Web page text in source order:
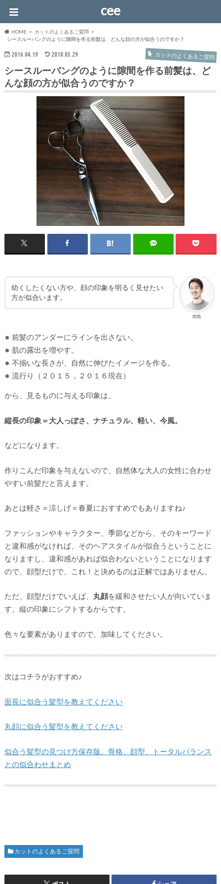
cee
HOME
カットのよくあるご質問
シースルーバングのように隙間を作る前髪は、どんな顔の方が似合うのですか？
2016.04.19 2018.03.29 カットのよくあるご質問
シースルーバングのように隙間を作る前髪は、ど
んな顔の方が似合うのですか？
岡島
幼くしたくない方や、顔の印象を明るく見せたい
方が似合います。
前髪のアンダーにラインを出さない。
肌の露出を増やす。
不揃いな長さが、自然に伸びたイメージを作る。
流行り（２０１５，２０１６現在）
から、見るものに与える印象は、
縦長の印象＝大人っぽさ、ナチュラル、軽い、今風。
などになります。
作りこんだ印象を与えないので、自然体な大人の女性に合わせ
やすい前髪だと言えます。
あとは軽さ＝涼しげ＝春夏におすすめでもありますね♪
ファッションやキャラクター、季節などから、そのキーワード
と違和感がなければ、そのヘアスタイルが似合うということに
なりますし、違和感があれば似合わないということになります
ので、顔型だけで、これ！と決めるのは正解ではありません。
ただ、顔型だけでいえば、 丸顔を緩和させたい人が向いていま
す。縦の印象にシフトするからです。
色々な要素がありますので、加味してください。
次はコチラがおすすめ♪
面長に似合う髪型を教えてください
丸顔に似合う髪型を教えてください
似合う髪型の見つけ方保存版。骨格、顔型、トータルバランス
との似合わせまとめ
カットのよくあるご質問